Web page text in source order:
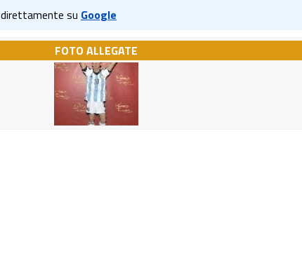
direttamente su Google
FOTO ALLEGATE